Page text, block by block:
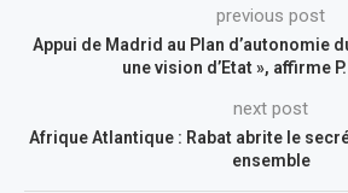
previous post
Appui de Madrid au Plan d’autonomie
une vision d’Etat », affirme
next post
Afrique Atlantique : Rabat abrite le
ensemble